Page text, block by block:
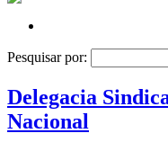
Pesquisar por:
Delegacia
Nacional